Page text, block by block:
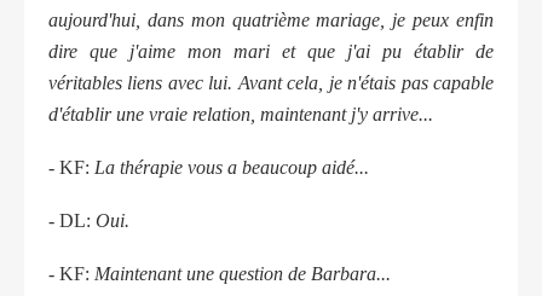
aujourd'hui, dans mon quatrième mariage, je peux enfin
dire que j'aime mon mari et que j'ai pu établir de
véritables liens avec lui. Avant cela, je n'étais pas capable
d'établir une vraie relation, maintenant j'y arrive...
- KF: La thérapie vous a beaucoup aidé...
- DL: Oui.
- KF: Maintenant une question de Barbara...